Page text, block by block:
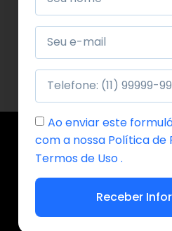
Ao enviar este
com a nossa Política de
Termos de Uso .
Receber